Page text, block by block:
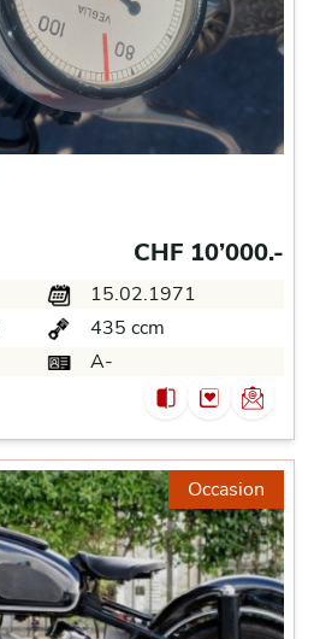
CHF 10’000.-
15.02.1971
435 ccm
A-
Occasion